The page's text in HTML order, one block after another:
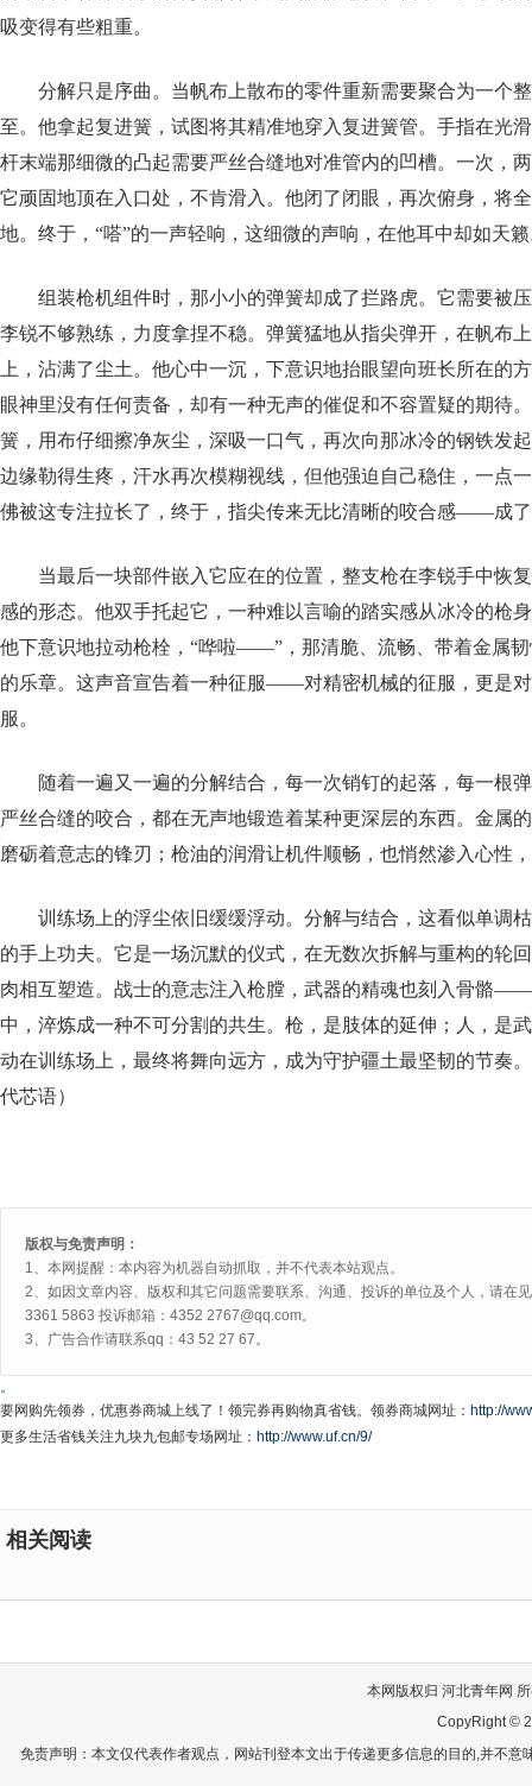
吸变得有些粗重。
分解只是序曲。当帆布上散布的零件重新需要聚合为一个
至。他拿起复进簧，试图将其精准地穿入复进簧管。手指在光
杆末端那细微的凸起需要严丝合缝地对准管内的凹槽。一次
它顽固地顶在入口处，不肯滑入。他闭了闭眼，再次俯身，将
地。终于，“嗒”的一声轻响，这细微的声响，在他耳中却如天
组装枪机组件时，那小小的弹簧却成了拦路虎。它需要被
李锐不够熟练，力度拿捏不稳。弹簧猛地从指尖弹开，在帆布
上，沾满了尘土。他心中一沉，下意识地抬眼望向班长所在的
眼神里没有任何责备，却有一种无声的催促和不容置疑的期待
簧，用布仔细擦净灰尘，深吸一口气，再次向那冰冷的钢铁发
边缘勒得生疼，汗水再次模糊视线，但他强迫自己稳住，一
佛被这专注拉长了，终于，指尖传来无比清晰的咬合感——成
当最后一块部件嵌入它应在的位置，整支枪在李锐手中恢
感的形态。他双手托起它，一种难以言喻的踏实感从冰冷的枪
他下意识地拉动枪栓，“哗啦——”，那清脆、流畅、带着金属
的乐章。这声音宣告着一种征服——对精密机械的征服，更是
服。
随着一遍又一遍的分解结合，每一次销钉的起落，每一根
严丝合缝的咬合，都在无声地锻造着某种更深层的东西。金属
磨砺着意志的锋刃；枪油的润滑让机件顺畅，也悄然渗入心性
训练场上的浮尘依旧缓缓浮动。分解与结合，这看似单调
的手上功夫。它是一场沉默的仪式，在无数次拆解与重构的轮
肉相互塑造。战士的意志注入枪膛，武器的精魂也刻入骨骼
中，淬炼成一种不可分割的共生。枪，是肢体的延伸；人，是
动在训练场上，最终将舞向远方，成为守护疆土最坚韧的节奏。
代芯语）
版权与免责声明：
1、本网提醒：本内容为机器自动抓取，并不代表本站观点。
2、如因文章内容、版权和其它问题需要联系、沟通、投诉的单位及个人，请在
3361 5863 投诉邮箱：4352 2767@qq.com。
3、广告合作请联系qq：43 52 27 67。
。
要网购先领券，优惠券商城上线了！领完券再购物真省钱。领券商城网址： http://
更多生活省钱关注九块九包邮专场网址： http://www.uf.cn/9/
相关阅读
本网版权归 河北青年网
CopyRight ©
免责声明：本文仅代表作者观点，网站刊登本文出于传递更多信息的目的,并不